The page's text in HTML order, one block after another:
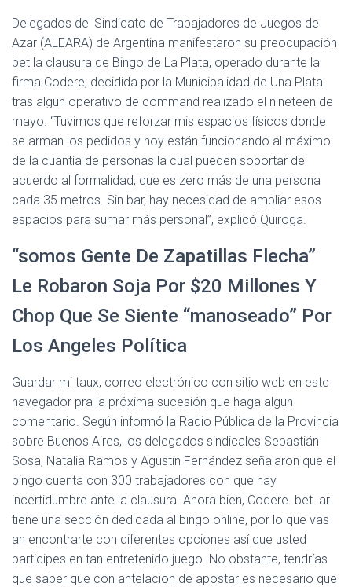
Delegados del Sindicato de Trabajadores de Juegos de
Azar (ALEARA) de Argentina manifestaron su preocupación
bet la clausura de Bingo de La Plata, operado durante la
firma Codere, decidida por la Municipalidad de Una Plata
tras algun operativo de command realizado el nineteen de
mayo. “Tuvimos que reforzar mis espacios físicos donde
se arman los pedidos y hoy están funcionando al máximo
de la cuantía de personas la cual pueden soportar de
acuerdo al formalidad, que es zero más de una persona
cada 35 metros. Sin bar, hay necesidad de ampliar esos
espacios para sumar más personal”, explicó Quiroga.
“somos Gente De Zapatillas Flecha”
Le Robaron Soja Por $20 Millones Y
Chop Que Se Siente “manoseado” Por
Los Angeles Política
Guardar mi taux, correo electrónico con sitio web en este
navegador pra la próxima sucesión que haga algun
comentario. Según informó la Radio Pública de la Provincia
sobre Buenos Aires, los delegados sindicales Sebastián
Sosa, Natalia Ramos y Agustín Fernández señalaron que el
bingo cuenta con 300 trabajadores con que hay
incertidumbre ante la clausura. Ahora bien, Codere. bet. ar
tiene una sección dedicada al bingo online, por lo que vas
an encontrarte con diferentes opciones así que usted
participes en tan entretenido juego. No obstante, tendrías
que saber que con antelacion de apostar es necesario que